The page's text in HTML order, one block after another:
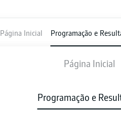
Página Inicial Programação e
Página Inicial
Programação e
ST. PAULI